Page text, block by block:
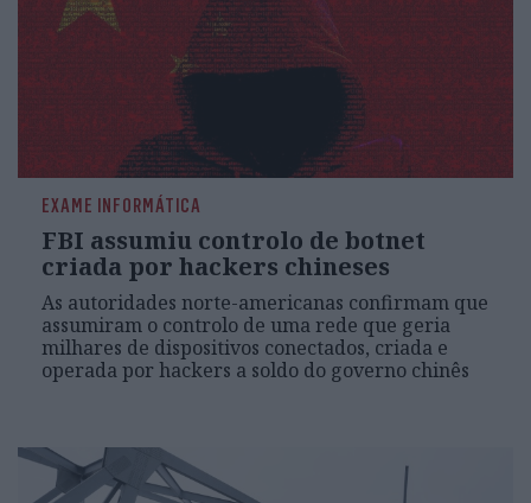
EXAME INFORMÁTICA
FBI assumiu controlo de botnet
criada por hackers chineses
As autoridades norte-americanas confirmam que
assumiram o controlo de uma rede que geria
milhares de dispositivos conectados, criada e
operada por hackers a soldo do governo chinês